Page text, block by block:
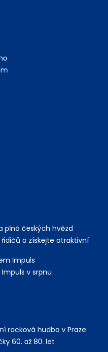
plná českých hvězd
a získejte atraktivní
Impuls
v srpnu
rocková hudba v Praze
60. až 80. let